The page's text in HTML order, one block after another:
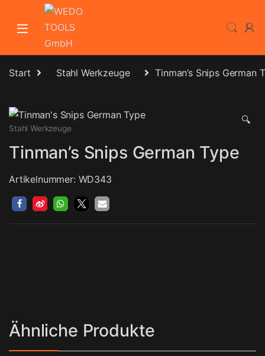
Skip to navigation
Skip to content
Start Stahl Werkzeuge Tinman’s Snips German
🔍
Stahl Werkzeuge
Tinman’s Snips German Type
Artikelnummer: WD343
Ähnliche Produkte